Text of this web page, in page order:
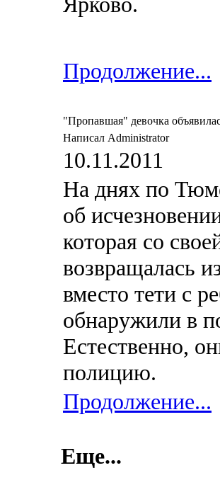
Продолжение...
"Пропавшая" девочка
Написал Administrator
10.11.2011
На днях по
об
которая со
возвращалась
вместо тети с
обнаружили в
Естественно,
полицию.
Продолжение...
Еще...